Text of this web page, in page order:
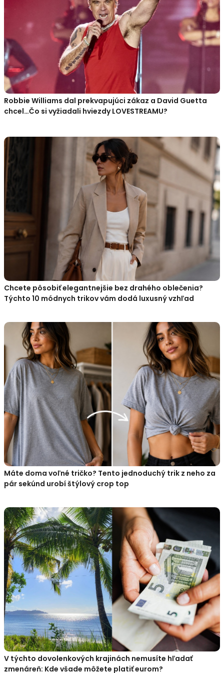
Robbie Williams dal prekvapujúci zákaz a David Guetta
chcel…Čo si vyžiadali hviezdy LOVESTREAMU?
Chcete pôsobiť elegantnejšie bez drahého oblečenia?
Týchto 10 módnych trikov vám dodá luxusný vzhľad
Máte doma voľné tričko? Tento jednoduchý trik z neho za
pár sekúnd urobí štýlový crop top
V týchto dovolenkových krajinách nemusíte hľadať
zmenáreň: Kde všade môžete platiť eurom?